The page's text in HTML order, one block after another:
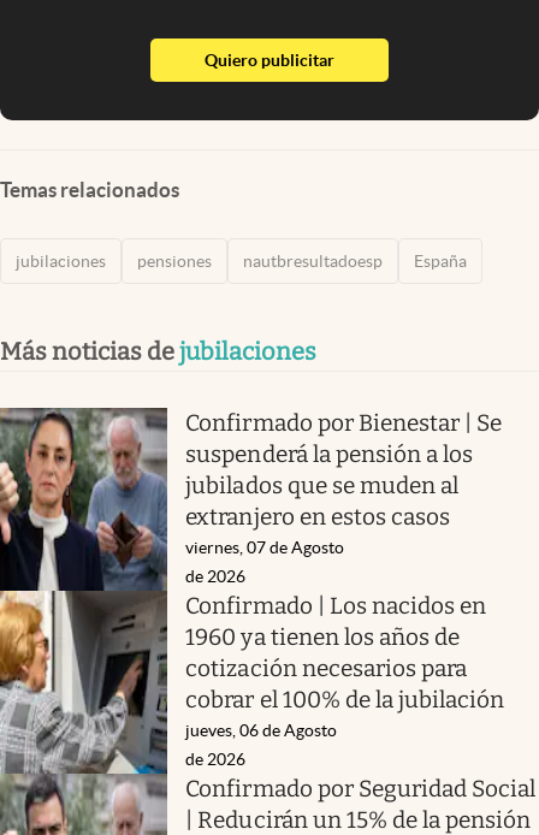
Quiero publicitarabre en nueva pestaña
Temas relacionados
jubilaciones pensiones nautbresultadoesp España
Más noticias dejubilaciones
Confirmado por Bienestar | Se
suspenderá la pensión a los
jubilados que se muden al
extranjero en estos casos
viernes, 07 de Agosto
de 2026
Confirmado | Los nacidos en
1960 ya tienen los años de
cotización necesarios para
cobrar el 100% de la jubilación
jueves, 06 de Agosto
de 2026
Confirmado por Seguridad Social
| Reducirán un 15% de la pensión